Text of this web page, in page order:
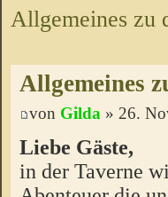
Allgemeines zu
Allgemeines
von Gilda » 26.
Liebe Gäste,
in der Taverne